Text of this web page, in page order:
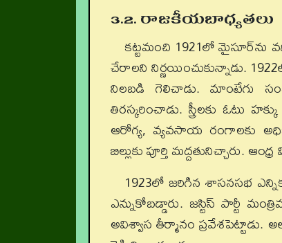
3.2. రాజకీయబాధ్యతలు
కట్టమంచి 1921లో మైసూర్‌ను
చేరాలని నిర్ణయించుకున్నాడు.
నిలబడి గెలిచాడు. మాంటేగు
తిరస్కరించాడు. స్త్రీలకు ఓటు
ఆరోగ్య, వ్యవసాయ రంగాలకు
బిల్లుకు పూర్తి మద్దతునిచ్చారు.
1923లో జరిగిన శాసనసభ
ఎన్నుకోబడ్డారు. జస్టిస్ పార్టీ
అవిశ్వాస తీర్మానం